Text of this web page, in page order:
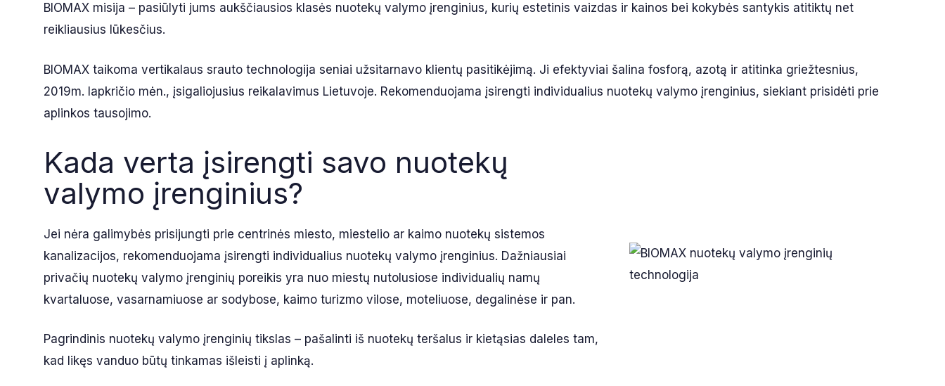
BIOMAX misija – pasiūlyti jums aukščiausios klasės nuotekų valymo įrenginius, kurių estetinis vaizdas ir kainos bei kokybės santykis atitiktų net
reikliausius lūkesčius.
BIOMAX taikoma vertikalaus srauto technologija seniai užsitarnavo klientų pasitikėjimą. Ji efektyviai šalina fosforą, azotą ir atitinka griežtesnius,
2019m. lapkričio mėn., įsigaliojusius reikalavimus Lietuvoje. Rekomenduojama įsirengti individualius nuotekų valymo įrenginius, siekiant prisidėti prie
aplinkos tausojimo.
Kada verta įsirengti savo nuotekų
valymo įrenginius?
Jei nėra galimybės prisijungti prie centrinės miesto, miestelio ar kaimo nuotekų sistemos
kanalizacijos, rekomenduojama įsirengti individualius nuotekų valymo įrenginius. Dažniausiai
privačių nuotekų valymo įrenginių poreikis yra nuo miestų nutolusiose individualių namų
kvartaluose, vasarnamiuose ar sodybose, kaimo turizmo vilose, moteliuose, degalinėse ir pan.
Pagrindinis nuotekų valymo įrenginių tikslas – pašalinti iš nuotekų teršalus ir kietąsias daleles tam,
kad likęs vanduo būtų tinkamas išleisti į aplinką.